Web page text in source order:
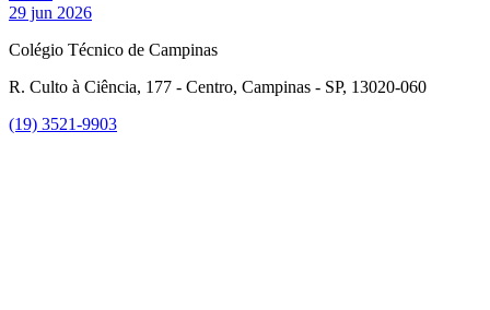
29 jun 2026
Colégio Técnico de Campinas
R. Culto à Ciência, 177 - Centro, Campinas - SP, 13020-060
(19) 3521-9903